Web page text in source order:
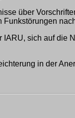
über
sich auf die
in der